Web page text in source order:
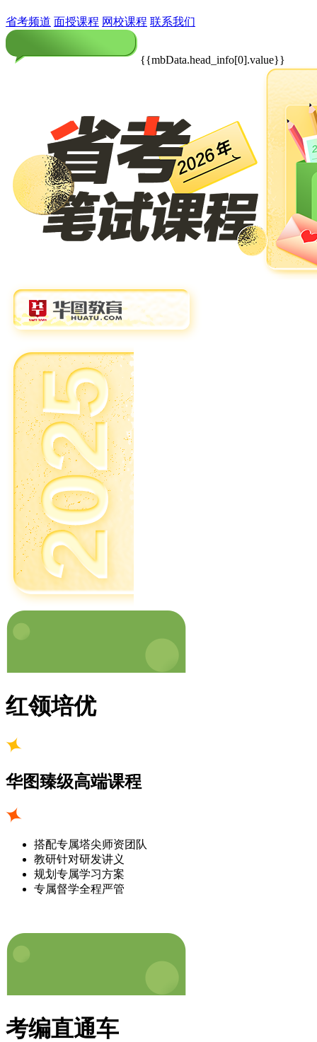
省考频道 面授课程 网校课程 联系我们
{{mbData.head_info[0].value}}
红领培优
华图臻级高端课程
搭配专属塔尖师资团队
教研针对研发讲义
规划专属学习方案
专属督学全程严管
考编直通车